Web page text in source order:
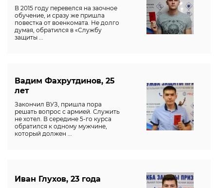
В 2015 году перевелся на заочное
обучение, и сразу же пришла
повестка от военкомата. Не долго
думая, обратился в «Службу
защиты ...
Вадим Фахрутдинов, 25
лет
Закончил ВУЗ, пришла пора
решать вопрос с армией. Служить
не хотел. В середине 5-го курса
обратился к одному мужчине,
который должен ...
Иван Глухов, 23 года